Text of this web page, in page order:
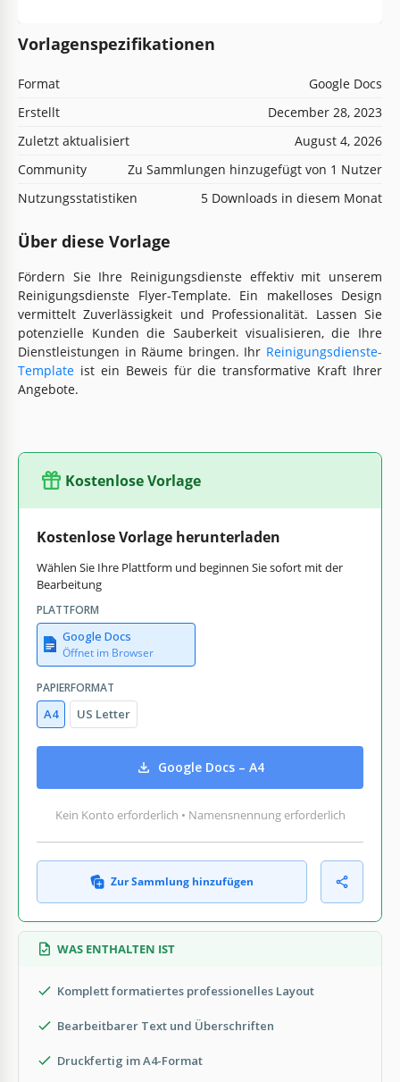
Vorlagenspezifikationen
Format
Google Docs
Erstellt
December 28, 2023
Zuletzt aktualisiert
August 4, 2026
Community
Zu Sammlungen hinzugefügt von 1 Nutzer
Nutzungsstatistiken
5 Downloads in diesem Monat
Über diese Vorlage
Fördern Sie Ihre Reinigungsdienste effektiv mit unserem
Reinigungsdienste Flyer-Template. Ein makelloses Design
vermittelt Zuverlässigkeit und Professionalität. Lassen Sie
potenzielle Kunden die Sauberkeit visualisieren, die Ihre
Dienstleistungen in Räume bringen. Ihr Reinigungsdienste-
Template ist ein Beweis für die transformative Kraft Ihrer
Angebote.
Kostenlose Vorlage
Kostenlose Vorlage herunterladen
Wählen Sie Ihre Plattform und beginnen Sie sofort mit der
Bearbeitung
PLATTFORM
Google Docs
Öffnet im Browser
PAPIERFORMAT
A4 US Letter
Google Docs – A4
Kein Konto erforderlich • Namensnennung erforderlich
Zur Sammlung hinzufügen
WAS ENTHALTEN IST
Komplett formatiertes professionelles Layout
Bearbeitbarer Text und Überschriften
Druckfertig im A4-Format